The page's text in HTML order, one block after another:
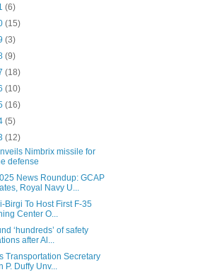
(6)
(15)
(3)
(9)
(18)
(10)
(16)
(5)
(12)
Nimbrix missile for
defense
News Roundup: GCAP
Royal Navy U...
Birgi To Host First F-35
Center O...
‘hundreds’ of safety
after Al...
Transportation Secretary
P. Duffy Unv...